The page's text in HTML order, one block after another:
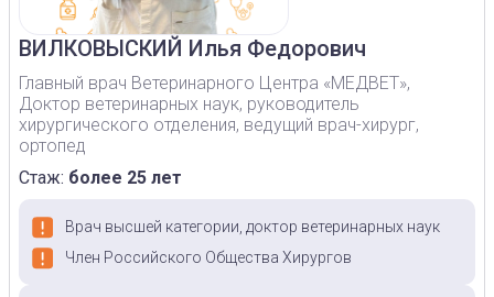
ВИЛКОВЫСКИЙ Илья Федорович
Главный врач Ветеринарного Центра «МЕДВЕТ»,
Доктор ветеринарных наук, руководитель
хирургического отделения, ведущий врач-хирург,
ортопед
Стаж: более 25 лет
Врач высшей категории, доктор ветеринарных наук
Член Российского Общества Хирургов